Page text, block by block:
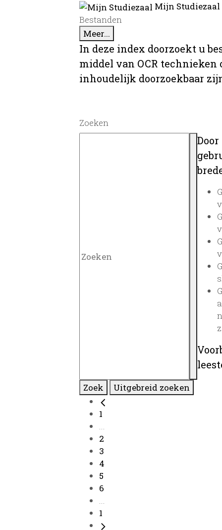
Mijn
Bestanden
Meer...
In deze index doorzoekt u
middel van OCR
inhoudelijk doorzoekbaar
Zoeken
Zoek Uitgebreid zoeken
1
...
2
3
4
5
6
...
1